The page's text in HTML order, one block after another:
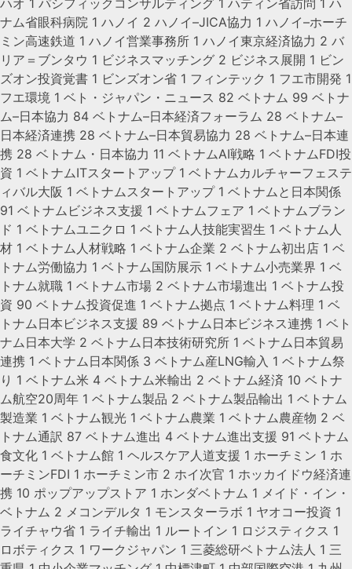
ハオ 1 パシフィックコンサルティング 1 ハティン省訪問 1 ハ
ナム省眼科病院 1 ハノイ 2 ハノイ–JICA協力 1 ハノイ–ホーチ
ミン高速鉄道 1 ハノイ営業事務所 1 ハノイ東京経済協力 2 バ
リア＝ブンタウ 1 ビジネスマッチング 2 ビジネス展開 1 ビン
ズオン投資覚書 1 ビンズオン省 1 フィンテック 1 フエ市開発 1
フエ環境 1 ベト・ジャパン・ニュース 82 ベトナム 99 ベトナ
ム–日本協力 84 ベトナム–日本経済フォーラム 28 ベトナム–
日本経済連携 28 ベトナム–日本貿易協力 28 ベトナム–日本連
携 28 ベトナム・日本協力 11 ベトナムAI戦略 1 ベトナムFDI投
資 1 ベトナムITスタートアップ 1 ベトナムカルチャーフェステ
ィバル大阪 1 ベトナムスタートアップ 1 ベトナムと日本関係
91 ベトナムビジネス支援 1 ベトナムフェア 1 ベトナムブラン
ド 1 ベトナムユニクロ 1 ベトナム人技能実習生 1 ベトナム人
材 1 ベトナム人材戦略 1 ベトナム企業 2 ベトナム初出店 1 ベ
トナム労働協力 1 ベトナム国防展示 1 ベトナム小売業界 1 ベ
トナム就職 1 ベトナム市場 2 ベトナム市場進出 1 ベトナム投
資 90 ベトナム投資促進 1 ベトナム拠点 1 ベトナム料理 1 ベ
トナム日本ビジネス支援 89 ベトナム日本ビジネス連携 1 ベト
ナム日本大学 2 ベトナム日本技術研究所 1 ベトナム日本貿易
連携 1 ベトナム日本関係 3 ベトナム産LNG輸入 1 ベトナム祭
り 1 ベトナム米 4 ベトナム米輸出 2 ベトナム経済 10 ベトナ
ム航空20周年 1 ベトナム製品 2 ベトナム製品輸出 1 ベトナム
製造業 1 ベトナム観光 1 ベトナム農業 1 ベトナム農産物 2 ベ
トナム通訳 87 ベトナム進出 4 ベトナム進出支援 91 ベトナム
食文化 1 ベトナム館 1 ヘルスケア人道支援 1 ホーチミン 1 ホ
ーチミンFDI 1 ホーチミン市 2 ホイ次官 1 ホッカイドウ経済連
携 10 ポップアップストア 1 ホンダベトナム 1 メイド・イン・
ベトナム 2 メコンデルタ 1 モンスターラボ 1 ヤオコー投資 1
ライチャウ省 1 ライチ輸出 1 ルートイン 1 ロジスティクス 1
ロボティクス 1 ワークジャパン 1 三菱総研ベトナム法人 1 三